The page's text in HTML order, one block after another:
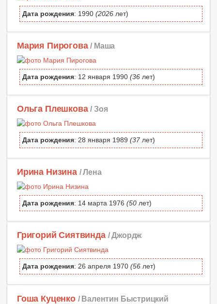
Дата рождения: 1990 (2026 лет)
Мария Пирогова / Маша
Дата рождения: 12 января 1990 (36 лет)
Ольга Плешкова / Зоя
Дата рождения: 28 января 1989 (37лет)
Ирина Низина / Лена
Дата рождения: 14 марта 1976 (50 лет)
Григорий Сиятвинда / Джордж
Дата рождения: 26 апреля 1970 (56 лет)
Гоша Куценко / Валентин Быстрицкий